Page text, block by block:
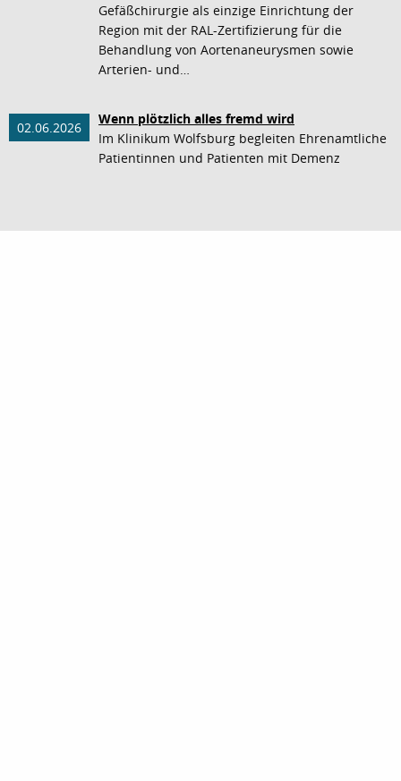
Gefäßchirurgie als einzige Einrichtung der
Region mit der RAL-Zertifizierung für die
Behandlung von Aortenaneurysmen sowie
Arterien- und…
02.06.2026
Wenn plötzlich alles fremd wird
Im Klinikum Wolfsburg begleiten Ehrenamtliche
Patientinnen und Patienten mit Demenz